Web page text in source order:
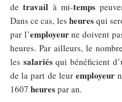
detravail à mi-temps
Dans ce cas, les heures qui
par l’employeurne doivent
heures. Par ailleurs, le
les salariés qui bénéficient
de la part de leur employeur
1607 heures par an.